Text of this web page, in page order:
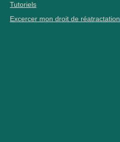
Tutoriels
Excercer mon droit de réatractation